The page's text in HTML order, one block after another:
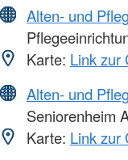
Alten- und
Karte: Link zur
Alten- und
Seniorenheim
Karte: Link zur